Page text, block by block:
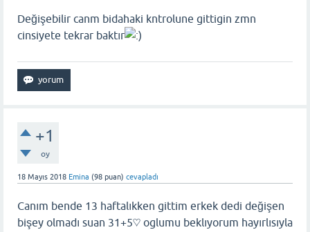
Değişebilir canm bidahaki kntrolune gittigin zmn
cinsiyete tekrar baktır
+1
oy
18 Mayıs 2018 Emina (98 puan) cevapladı
Canım bende 13 haftalıkken gittim erkek dedi değişen
bişey olmadı suan 31+5♡ oglumu beklıyorum hayırlısıyla